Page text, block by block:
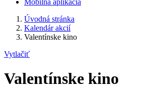
Mobilná aplikácia
Úvodná stránka
Kalendár akcií
Valentínske kino
Vytlačiť
Valentínske kino